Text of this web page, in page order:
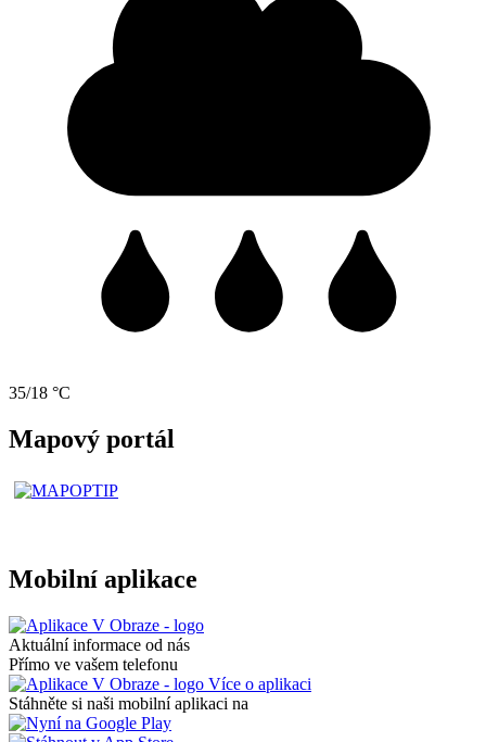
35/18 °C
Mapový portál
Mobilní aplikace
Aktuální informace od nás
Přímo ve vašem telefonu
Více o aplikaci
Stáhněte si naši mobilní aplikaci na